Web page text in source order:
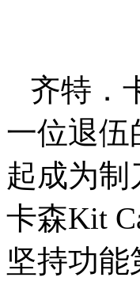
齐特．
一位退伍
起成为
卡森Kit
坚持功